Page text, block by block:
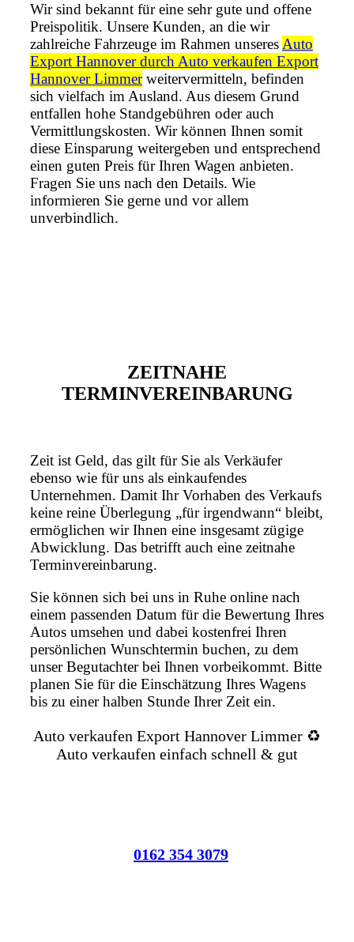
Wir sind bekannt für eine sehr gute und offene
Preispolitik. Unsere Kunden, an die wir
zahlreiche Fahrzeuge im Rahmen unseres Auto
Export Hannover durch Auto verkaufen Export
Hannover Limmerweitervermitteln, befinden
sich vielfach im Ausland. Aus diesem Grund
entfallen hohe Standgebühren oder auch
Vermittlungskosten. Wir können Ihnen somit
diese Einsparung weitergeben und entsprechend
einen guten Preis für Ihren Wagen anbieten.
Fragen Sie uns nach den Details. Wie
informieren Sie gerne und vor allem
unverbindlich.
ZEITNAHE
TERMINVEREINBARUNG
Zeit ist Geld, das gilt für Sie als Verkäufer
ebenso wie für uns als einkaufendes
Unternehmen. Damit Ihr Vorhaben des Verkaufs
keine reine Überlegung „für irgendwann“ bleibt,
ermöglichen wir Ihnen eine insgesamt zügige
Abwicklung. Das betrifft auch eine zeitnahe
Terminvereinbarung.
Sie können sich bei uns in Ruhe online nach
einem passenden Datum für die Bewertung Ihres
Autos umsehen und dabei kostenfrei Ihren
persönlichen Wunschtermin buchen, zu dem
unser Begutachter bei Ihnen vorbeikommt. Bitte
planen Sie für die Einschätzung Ihres Wagens
bis zu einer halben Stunde Ihrer Zeit ein.
Auto verkaufen Export Hannover Limmer ♻️
Auto verkaufen einfach schnell & gut
0162 354 3079